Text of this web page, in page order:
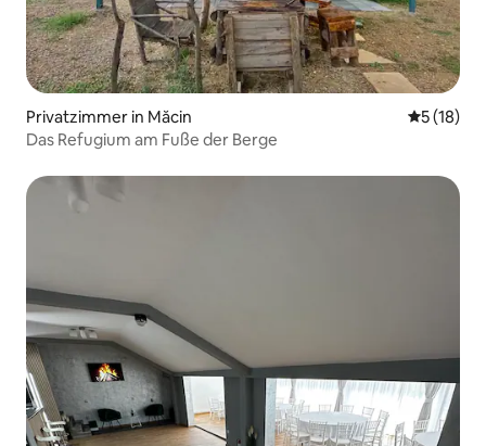
Privatzimmer in Măcin
5 (18)
Das Refugium am Fuße der Berge